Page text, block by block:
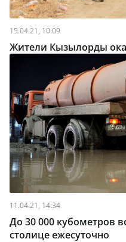
15.04.21, 10:09
Жители Кызылорды
11.04.21, 14:34
До 30 000 кубометров
столице ежесуточно